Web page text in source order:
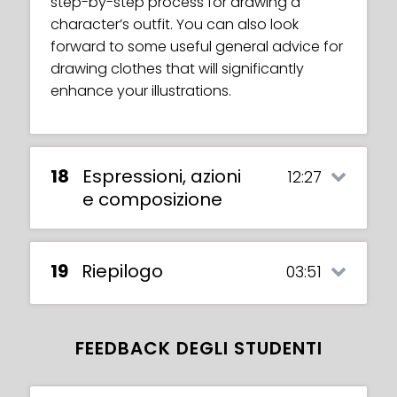
Maria discusses this subject in detail.
character’s outfit. You can also look
forward to some useful general advice for
drawing clothes that will significantly
enhance your illustrations.
18
Espressioni, azioni
e composizione
12:27
19 Riepilogo 03:51
FEEDBACK DEGLI STUDENTI